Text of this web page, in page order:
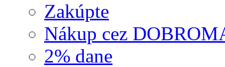
Zakúpte
Nákup cez
2% dane